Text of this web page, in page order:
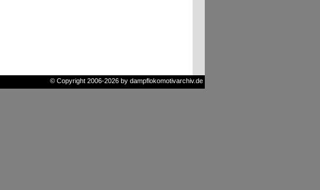
© Copyright 2006-2026 by dampflokomotivarchiv.de